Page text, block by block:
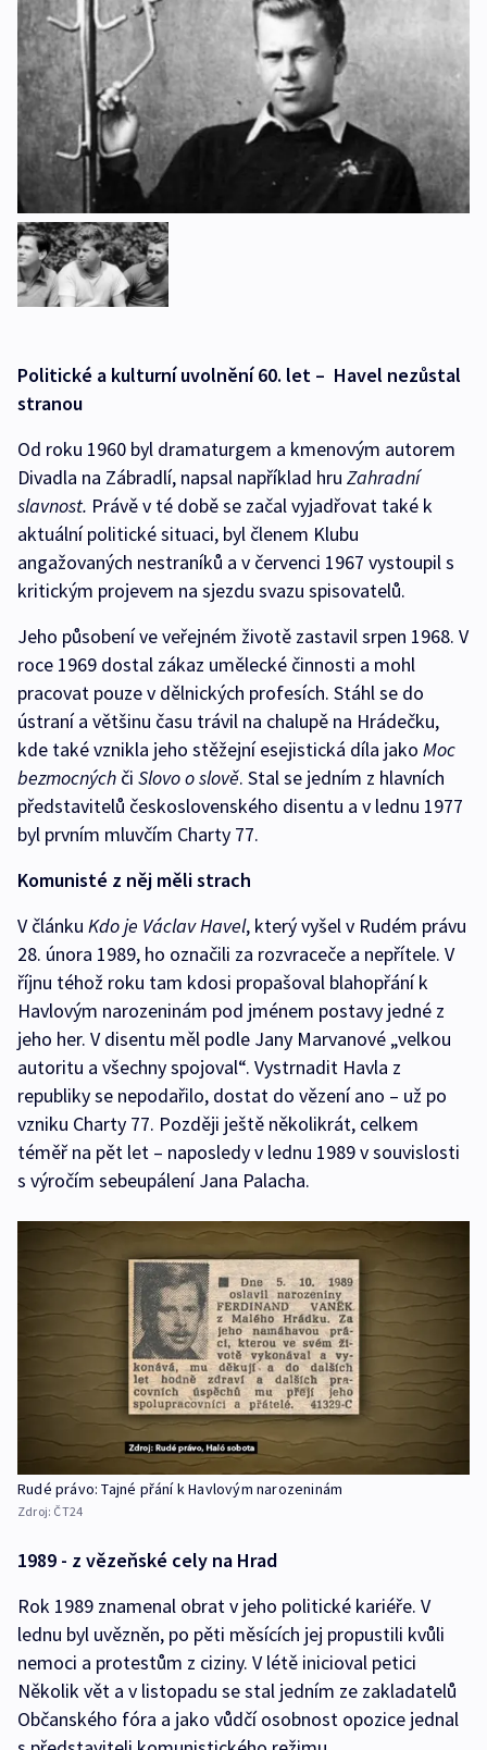
Politické a kulturní uvolnění 60. let – Havel nezůstal
stranou
Od roku 1960 byl dramaturgem a kmenovým autorem
Divadla na Zábradlí, napsal například hru Zahradní
slavnost. Právě v té době se začal vyjadřovat také k
aktuální politické situaci, byl členem Klubu
angažovaných nestraníků a v červenci 1967 vystoupil s
kritickým projevem na sjezdu svazu spisovatelů.
Jeho působení ve veřejném životě zastavil srpen 1968. V
roce 1969 dostal zákaz umělecké činnosti a mohl
pracovat pouze v dělnických profesích. Stáhl se do
ústraní a většinu času trávil na chalupě na Hrádečku,
kde také vznikla jeho stěžejní esejistická díla jako Moc
bezmocných či Slovo o slově. Stal se jedním z hlavních
představitelů československého disentu a v lednu 1977
byl prvním mluvčím Charty 77.
Komunisté z něj měli strach
V článku Kdo je Václav Havel, který vyšel v Rudém právu
28. února 1989, ho označili za rozvraceče a nepřítele. V
říjnu téhož roku tam kdosi propašoval blahopřání k
Havlovým narozeninám pod jménem postavy jedné z
jeho her. V disentu měl podle Jany Marvanové „velkou
autoritu a všechny spojoval“. Vystrnadit Havla z
republiky se nepodařilo, dostat do vězení ano – už po
vzniku Charty 77. Později ještě několikrát, celkem
téměř na pět let – naposledy v lednu 1989 v souvislosti
s výročím sebeupálení Jana Palacha.
Rudé právo: Tajné přání k Havlovým narozeninám
Zdroj: ČT24
1989 - z vězeňské cely na Hrad
Rok 1989 znamenal obrat v jeho politické kariéře. V
lednu byl uvězněn, po pěti měsících jej propustili kvůli
nemoci a protestům z ciziny. V létě inicioval petici
Několik vět a v listopadu se stal jedním ze zakladatelů
Občanského fóra a jako vůdčí osobnost opozice jednal